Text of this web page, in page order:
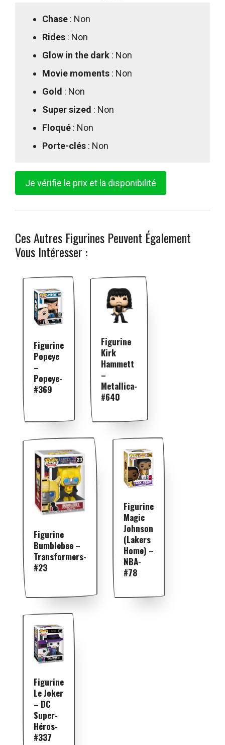
Chase : Non
Rides : Non
Glow in the dark : Non
Movie moments : Non
Gold : Non
Super sized : Non
Floqué : Non
Porte-clés : Non
Je vérifie le prix et la disponibilité
Ces Autres Figurines Peuvent Également
Vous Intéresser :
Figurine
Popeye
–
Popeye-
#369
Figurine
Kirk
Hammett
–
Metallica-
#640
Figurine
Bumblebee –
Transformers-
#23
Figurine
Magic
Johnson
(Lakers
Home) –
NBA-
#78
Figurine
Le Joker
– DC
Super-
Héros-
#337